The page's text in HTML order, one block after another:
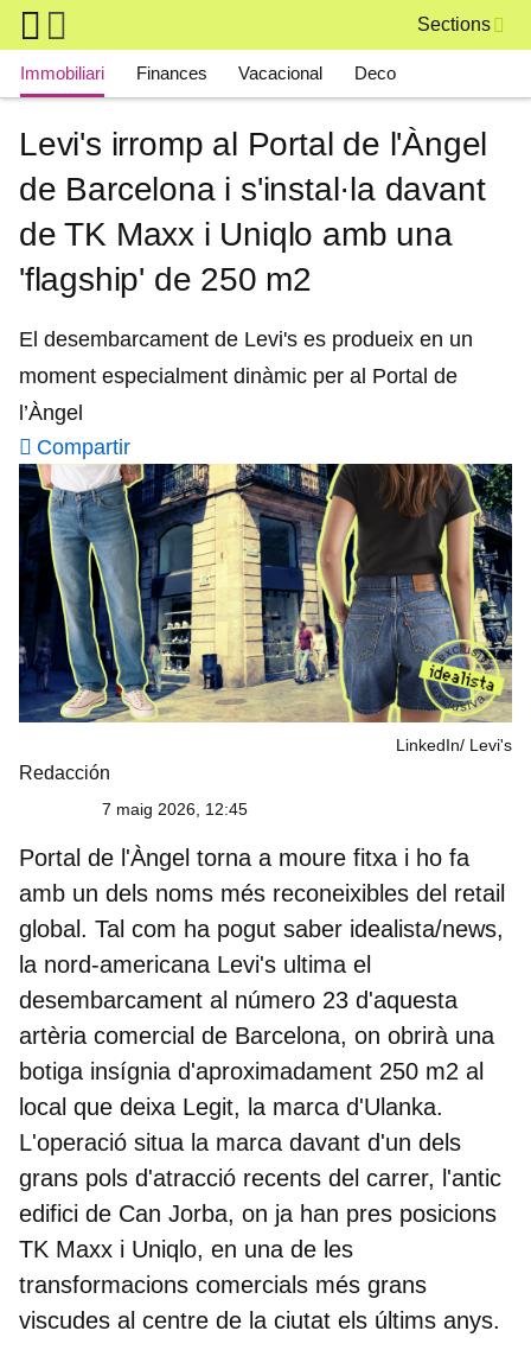
Skip to main content
Sections
Main navigation
Immobiliari Finances Vacacional Deco
Levi's irromp al Portal de l'Àngel
de Barcelona i s'instal·la davant
de TK Maxx i Uniqlo amb una
'flagship' de 250 m2
El desembarcament de Levi's es produeix en un
moment especialment dinàmic per al Portal de
l’Àngel
Compartir
LinkedIn/ Levi's
Redacción
7 maig 2026, 12:45
Portal de l'Àngel torna a moure fitxa i ho fa
amb un dels noms més reconeixibles del retail
global. Tal com ha pogut saber idealista/news,
la nord-americana Levi's ultima el
desembarcament al número 23 d'aquesta
artèria comercial de Barcelona, on obrirà una
botiga insígnia d'aproximadament 250 m2 al
local que deixa Legit, la marca d'Ulanka.
L'operació situa la marca davant d'un dels
grans pols d'atracció recents del carrer, l'antic
edifici de Can Jorba, on ja han pres posicions
TK Maxx i Uniqlo, en una de les
transformacions comercials més grans
viscudes al centre de la ciutat els últims anys.